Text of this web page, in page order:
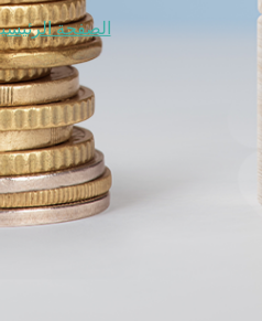
الصفحة